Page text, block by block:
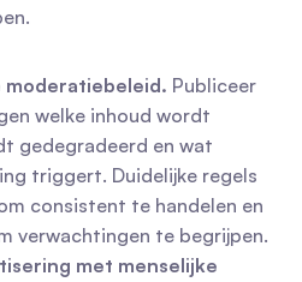
moderatiebeleid. Publiceer
welke inhoud wordt
gedegradeerd en wat
triggert. Duidelijke regels
consistent te handelen en
verwachtingen te begrijpen.
met menselijke